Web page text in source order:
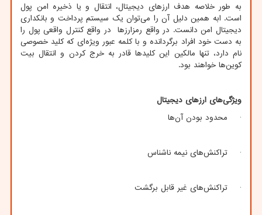
به طور خلاصه هدف ارزهای دیجیتال، انتقال و یا ذخیره امن پول
است. ابه همین دلیل آن را می‌توان یک سیستم پرداخت و بانکداری
دیجیتال امن دانست. در واقع رمزارزها در واقع کنترل واقعی پول را
به دست خود افراد برگردانده و با کلمه عبور ویژه‌ای که کلید خصوصی
نام دارد، تنها مالکین این کلیدها قادر به خرج کردن و انتقال بیت
کوین‌ها خواهند بود.
ویژگی‌های ارزهای دیجیتال
· محدود بودن آن‌ها
· تراکنش‌های نیمه ناشناس
· تراکنش‌های غیر قابل برگشت